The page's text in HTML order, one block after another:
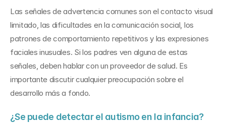
Las señales de advertencia comunes son el contacto visual
limitado, las dificultades en la comunicación social, los
patrones de comportamiento repetitivos y las expresiones
faciales inusuales. Si los padres ven alguna de estas
señales, deben hablar con un proveedor de salud. Es
importante discutir cualquier preocupación sobre el
desarrollo más a fondo.
¿Se puede detectar el autismo en la infancia?